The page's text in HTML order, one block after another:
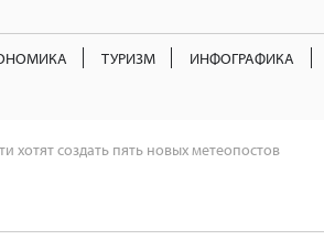
ТУРИЗМ ИНФОГРАФИКА
хотят создать пять новых метеопостов